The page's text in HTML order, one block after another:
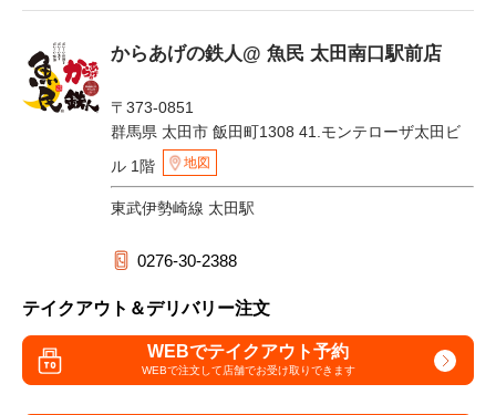
からあげの鉄人@ 魚民 太田南口駅前店
〒373-0851
群馬県 太田市 飯田町1308 41.モンテローザ太田ビ
ル 1階
地図
東武伊勢崎線 太田駅
0276-30-2388
テイクアウト＆デリバリー注文
WEBでテイクアウト予約
WEBで注文して店舗でお受け取りできます